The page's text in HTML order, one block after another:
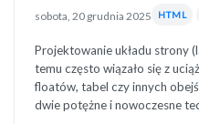
sobota, 20 grudnia 2025 HTML
Projektowanie układu strony
temu często wiązało się z
floatów, tabel czy innych
dwie potężne i nowoczesne